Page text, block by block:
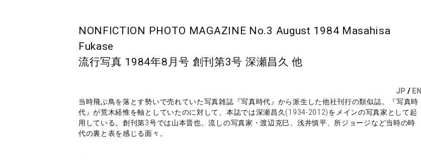
NONFICTION PHOTO MAGAZINE No.3 August 1984 Masahisa
Fukase
流行写真 1984年8月号 創刊第3号 深瀬昌久 他
JP / EN
当時飛ぶ鳥を落とす勢いで売れていた写真雑誌『写真時代』から派生した他社刊行の類似誌。『写真時
代』が荒木経惟を軸としていたのに対して、本誌では深瀬昌久(1934-2012)をメインの写真家として起
用している。創刊第3号では山本晋也、流しの写真家・渡辺克巳、浅井慎平、所ジョージなど当時の時
代の裏と表を感じる面々。